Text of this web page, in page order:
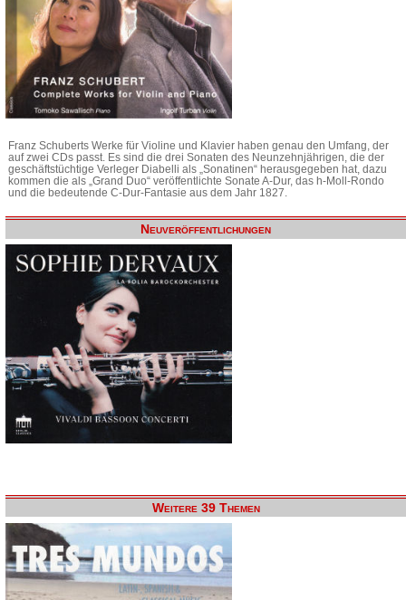
Franz Schuberts Werke für Violine und Klavier haben genau den Umfang, der
auf zwei CDs passt. Es sind die drei Sonaten des Neunzehnjährigen, die der
geschäftstüchtige Verleger Diabelli als „Sonatinen“ herausgegeben hat, dazu
kommen die als „Grand Duo“ veröffentlichte Sonate A-Dur, das h-Moll-Rondo
und die bedeutende C-Dur-Fantasie aus dem Jahr 1827.
Neuveröffentlichungen
Weitere 39 Themen